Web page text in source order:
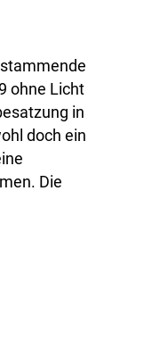
ohne Licht
in
doch ein
Die